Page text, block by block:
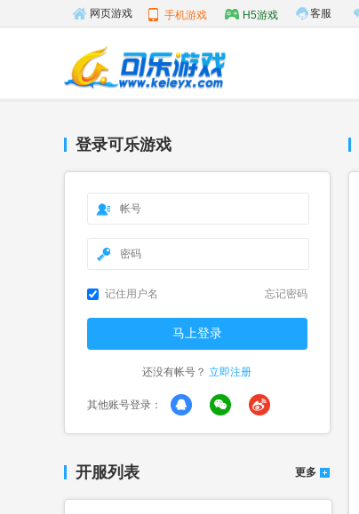
网页游戏 手机游戏 H5游戏 客服
登录可乐游戏
记住用户名 忘记密码
还没有帐号？ 立即注册
其他账号登录：
开服列表 更多